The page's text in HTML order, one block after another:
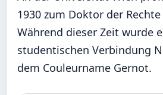
1930 zum Doktor der Rechte
Während dieser Zeit wurde
studentischen Verbindung
dem Couleurname Gernot.